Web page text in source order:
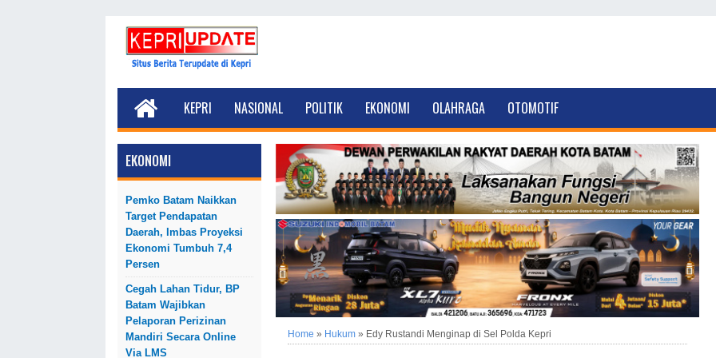
KEPRI NASIONAL POLITIK EKONOMI OLAHRAGA OTOMOTIF
EKONOMI
Pemko Batam Naikkan
Target Pendapatan
Daerah, Imbas Proyeksi
Ekonomi Tumbuh 7,4
Persen
Cegah Lahan Tidur, BP
Batam Wajibkan
Pelaporan Perizinan
Mandiri Secara Online
Via LMS
Home » Hukum » Edy Rustandi Menginap di Sel Polda Kepri